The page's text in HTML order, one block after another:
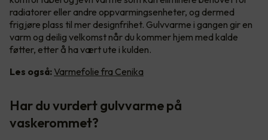
radiatorer eller andre oppvarmingsenheter, og dermed
frigjøre plass til mer designfrihet. Gulvvarme i gangen gir en
varm og deilig velkomst når du kommer hjem med kalde
føtter, etter å ha vært ute i kulden.
Les også: Varmefolie fra Cenika
Har du vurdert gulvvarme på
vaskerommet?